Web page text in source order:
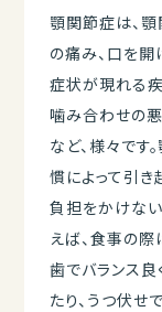
顎関節症は、顎
の痛み、口を開
症状が現れる疾
噛み合わせの悪
など、様々です
慣によって引き
負担をかけな
えば、食事の際
歯でバランス良
たり、うつ伏せ